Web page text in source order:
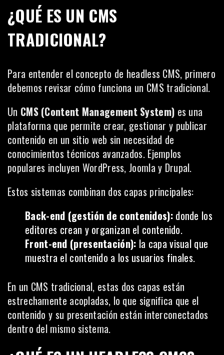
¿QUÉ ES UN CMS
TRADICIONAL?
Para entender el concepto de headless CMS, primero
debemos revisar cómo funciona un CMS tradicional.
Un CMS (Content Management System) es una
plataforma que permite crear, gestionar y publicar
contenido en un sitio web sin necesidad de
conocimientos técnicos avanzados. Ejemplos
populares incluyen WordPress, Joomla y Drupal.
Estos sistemas combinan dos capas principales:
Back-end (gestión de contenidos):donde los
editores crean y organizan el contenido.
Front-end (presentación): la capa visual que
muestra el contenido a los usuarios finales.
En un CMS tradicional, estas dos capas están
estrechamente acopladas, lo que significa que el
contenido y su presentación están interconectados
dentro del mismo sistema.